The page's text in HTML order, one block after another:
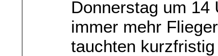
Donnerstag um 14
immer mehr
tauchten